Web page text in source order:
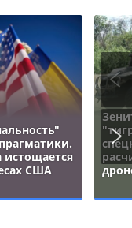
истощается
США